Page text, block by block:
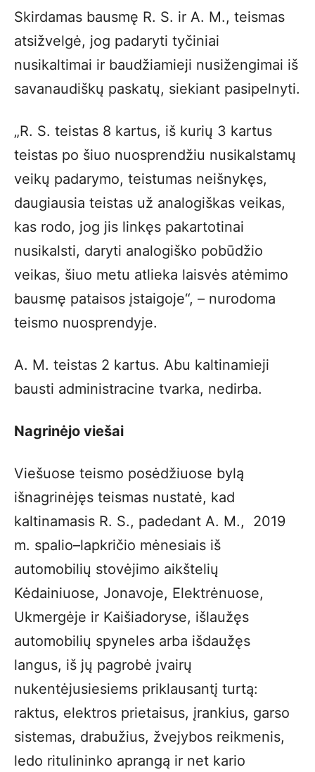
Skirdamas bausmę R. S. ir A. M., teismas
atsižvelgė, jog padaryti tyčiniai
nusikaltimai ir baudžiamieji nusižengimai iš
savanaudiškų paskatų, siekiant pasipelnyti.
„R. S. teistas 8 kartus, iš kurių 3 kartus
teistas po šiuo nuosprendžiu nusikalstamų
veikų padarymo, teistumas neišnykęs,
daugiausia teistas už analogiškas veikas,
kas rodo, jog jis linkęs pakartotinai
nusikalsti, daryti analogiško pobūdžio
veikas, šiuo metu atlieka laisvės atėmimo
bausmę pataisos įstaigoje“, – nurodoma
teismo nuosprendyje.
A. M. teistas 2 kartus. Abu kaltinamieji
bausti administracine tvarka, nedirba.
Nagrinėjo viešai
Viešuose teismo posėdžiuose bylą
išnagrinėjęs teismas nustatė, kad
kaltinamasis R. S., padedant A. M., 2019
m. spalio–lapkričio mėnesiais iš
automobilių stovėjimo aikštelių
Kėdainiuose, Jonavoje, Elektrėnuose,
Ukmergėje ir Kaišiadoryse, išlaužęs
automobilių spyneles arba išdaužęs
langus, iš jų pagrobė įvairų
nukentėjusiesiems priklausantį turtą:
raktus, elektros prietaisus, įrankius, garso
sistemas, drabužius, žvejybos reikmenis,
ledo ritulininko aprangą ir net kario